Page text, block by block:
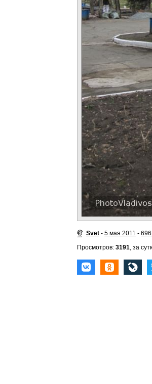
Svet - 5 мая 2011 -
Просмотров: 3191, за